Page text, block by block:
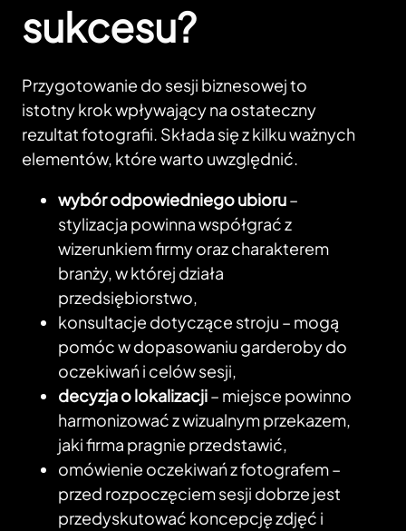
sukcesu?
Przygotowanie do sesji biznesowej to
istotny krok wpływający na ostateczny
rezultat fotografii. Składa się z kilku ważnych
elementów, które warto uwzględnić.
wybór odpowiedniego ubioru–
stylizacja powinna współgrać z
wizerunkiem firmy oraz charakterem
branży, w której działa
przedsiębiorstwo,
konsultacje dotyczące stroju – mogą
pomóc w dopasowaniu garderoby do
oczekiwań i celów sesji,
decyzja o lokalizacji– miejsce powinno
harmonizować z wizualnym przekazem,
jaki firma pragnie przedstawić,
omówienie oczekiwań z fotografem –
przed rozpoczęciem sesji dobrze jest
przedyskutować koncepcję zdjęć i